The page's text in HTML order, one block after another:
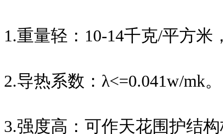
1.重量轻：10-14千克/平方米
2.导热系数：λ<=0.041w/mk。
3.强度高：可作天花围护结